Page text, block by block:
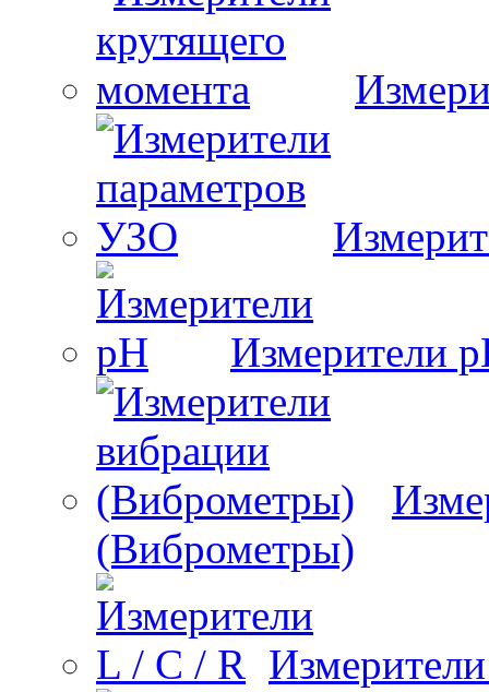
Измерители
(Виброметры)